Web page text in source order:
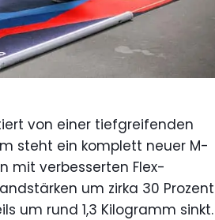
von einer tiefgreifenden
steht ein komplett neuer M-
mit verbesserten Flex-
um zirka 30 Prozent
um rund 1,3 Kilogramm sinkt.